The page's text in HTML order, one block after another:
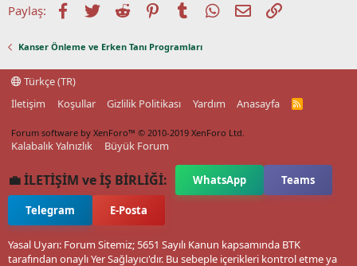
Paylaş: Facebook
TwitterReddit PinterestTumblrWhatsApp
E-postaLink
Kanser Önleme ve Erken Tanı Programları
Türkçe (TR)
İletişim
Koşullar Gizlilik Politikası Yardım Anasayfa
R
Forum software by XenForo™ © 2010-2019 XenForo Ltd.
Kalabalık Yalnızlık Büyük Forum
💼 İLETİŞİM ve İŞ BİRLİĞİ: WhatsApp Teams
Telegram E-Posta
Yasal Uyarı: Forum Sitemiz; 5651 Sayılı Kanun kapsamında BTK
tarafından onaylı Yer Sağlayıcı'dır. Bu sebeple içerikleri kontrol etme ya